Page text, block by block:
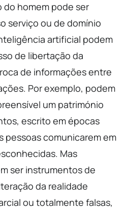
homem pode ser
serviço ou de domínio
artificial podem
de libertação da
de informações entre
Por exemplo, podem
um património
escrito em épocas
pessoas comunicarem em
Mas
ser instrumentos de
da realidade
ou totalmente falsas,